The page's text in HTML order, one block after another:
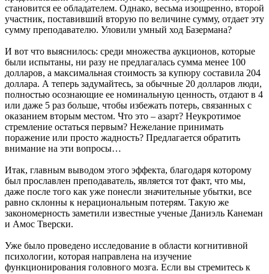
становится ее обладателем. Однако, весьма изощренно, второй
участник, поставивший вторую по величине сумму, отдает эту
сумму преподавателю. Уловили умный ход Базермана?
И вот что выяснилось: среди множества аукционов, которые
были испытаны, ни разу не предлагалась сумма менее 100
долларов, а максимальная стоимость за купюру составила 204
доллара. А теперь задумайтесь, за обычные 20 долларов люди,
полностью осознающие ее номинальную ценность, отдают в 4
или даже 5 раз больше, чтобы избежать потерь, связанных с
оказанием вторым местом. Что это – азарт? Неукротимое
стремление остаться первым? Нежелание принимать
поражение или просто жадность? Предлагается обратить
внимание на эти вопросы…
Итак, главным выводом этого эффекта, благодаря которому
был прославлен преподаватель, является тот факт, что мы,
даже после того как уже понесли значительные убытки, все
равно склонны к нерациональным потерям. Такую же
закономерность заметили известные ученые Даниэль Канеман
и Амос Тверски.
Уже было проведено исследование в области когнитивной
психологии, которая направлена на изучение
функционирования головного мозга. Если вы стремитесь к